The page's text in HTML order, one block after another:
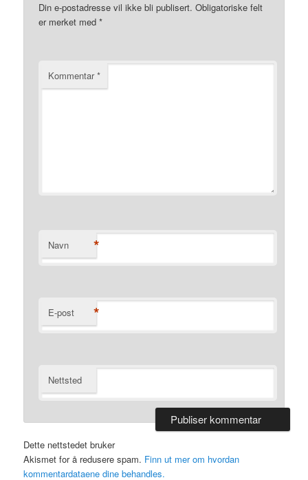
Din e-postadresse vil ikke bli publisert. Obligatoriske felt
er merket med*
Kommentar*
Navn *
E-post *
Nettsted
Dette nettstedet bruker
Akismet for å redusere spam. Finn ut mer om hvordan
kommentardataene dine behandles.